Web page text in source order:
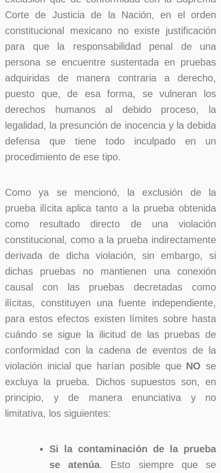
Corte de Justicia de la Nación, en el orden
constitucional mexicano no existe justificación
para que la responsabilidad penal de una
persona se encuentre sustentada en pruebas
adquiridas de manera contraria a derecho,
puesto que, de esa forma, se vulneran los
derechos humanos al debido proceso, la
legalidad, la presunción de inocencia y la debida
defensa que tiene todo inculpado en un
procedimiento de ese tipo.
Como ya se mencionó, la exclusión de la
prueba ilícita aplica tanto a la prueba obtenida
como resultado directo de una violación
constitucional, como a la prueba indirectamente
derivada de dicha violación, sin embargo, si
dichas pruebas no mantienen una conexión
causal con las pruebas decretadas como
ilícitas, constituyen una fuente independiente,
para estos efectos existen límites sobre hasta
cuándo se sigue la ilicitud de las pruebas de
conformidad con la cadena de eventos de la
violación inicial que harían posible que NO se
excluya la prueba. Dichos supuestos son, en
principio, y de manera enunciativa y no
limitativa, los siguientes:
Si la contaminación de la prueba
se atenúa. Esto siempre que se